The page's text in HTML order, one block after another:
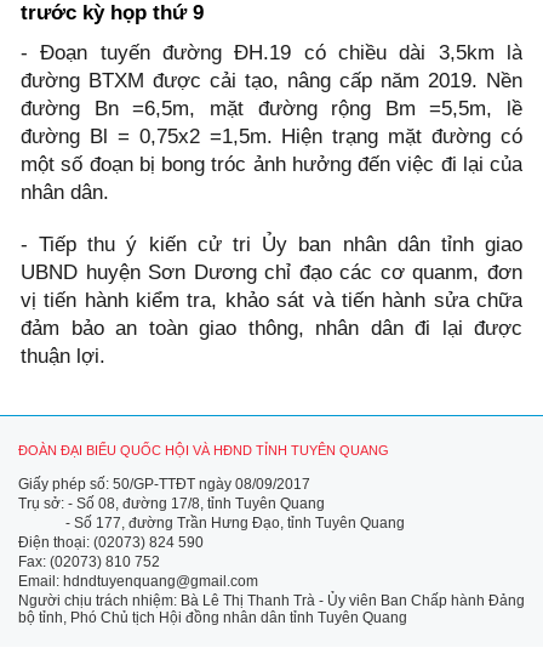
trước kỳ họp thứ 9
- Đoạn tuyến đường ĐH.19 có chiều dài 3,5km là
đường BTXM được cải tạo, nâng cấp năm 2019. Nền
đường Bn =6,5m, mặt đường rộng Bm =5,5m, lề
đường Bl = 0,75x2 =1,5m. Hiện trạng mặt đường có
một số đoạn bị bong tróc ảnh hưởng đến việc đi lại của
nhân dân.
- Tiếp thu ý kiến cử tri Ủy ban nhân dân tỉnh giao
UBND huyện Sơn Dương chỉ đạo các cơ quanm, đơn
vị tiến hành kiểm tra, khảo sát và tiến hành sửa chữa
đảm bảo an toàn giao thông, nhân dân đi lại được
thuận lợi.
ĐOÀN ĐẠI BIỂU QUỐC HỘI VÀ HĐND TỈNH TUYÊN QUANG
Giấy phép số: 50/GP-TTĐT ngày 08/09/2017
Trụ sở: - Số 08, đường 17/8, tỉnh Tuyên Quang
- Số 177, đường Trần Hưng Đạo, tỉnh Tuyên Quang
Điện thoại: (02073) 824 590
Fax: (02073) 810 752
Email: hdndtuyenquang@gmail.com
Người chịu trách nhiệm: Bà Lê Thị Thanh Trà - Ủy viên Ban Chấp hành Đảng
bộ tỉnh, Phó Chủ tịch Hội đồng nhân dân tỉnh Tuyên Quang